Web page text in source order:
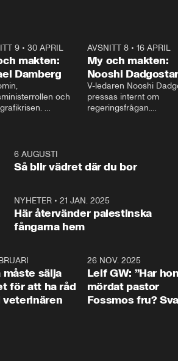
9• 30 APRIL
makten:
Damberg
och
och Makten.
AVSNITT 8• 16 APRIL
My och makten:
Nooshi Dadgostar
V-ledaren Nooshi
pressas internt om
regeringsfrågan.
– Vi ställer upp i val. Ska
vara med så sitter vi
1:066 AUGUSTI
Så blir vädret där du bor
NYHETER •21 JAN. 2025
Här återvänder palestinska
fångarna hem
måste sälja
för att ha råd
veterinären
26 NOV. 2025
Leif GW: ”Har hon
mördat pastor
Fossmos fru?